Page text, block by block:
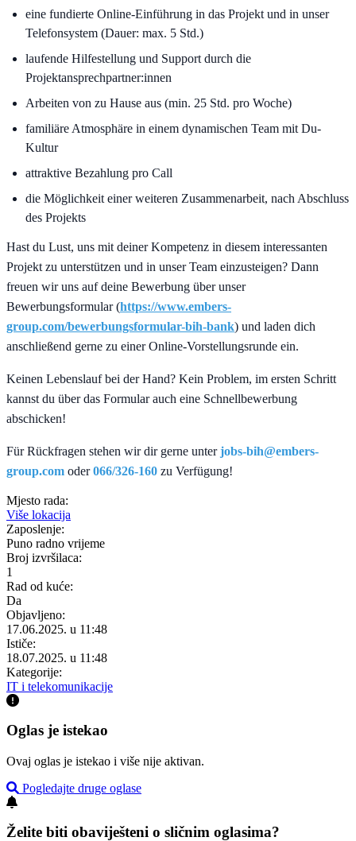
eine fundierte Online-Einführung in das Projekt und in unser
Telefonsystem (Dauer: max. 5 Std.)
laufende Hilfestellung und Support durch die
Projektansprechpartner:innen
Arbeiten von zu Hause aus (min. 25 Std. pro Woche)
familiäre Atmosphäre in einem dynamischen Team mit Du-
Kultur
attraktive Bezahlung pro Call
die Möglichkeit einer weiteren Zusammenarbeit, nach Abschluss
des Projekts
Hast du Lust, uns mit deiner Kompetenz in diesem interessanten
Projekt zu unterstützen und in unser Team einzusteigen? Dann
freuen wir uns auf deine Bewerbung über unser
Bewerbungsformular (https://www.embers-
group.com/bewerbungsformular-bih-bank) und laden dich
anschließend gerne zu einer Online-Vorstellungsrunde ein.
Keinen Lebenslauf bei der Hand? Kein Problem, im ersten Schritt
kannst du über das Formular auch eine Schnellbewerbung
abschicken!
Für Rückfragen stehen wir dir gerne unterjobs-bih@embers-
group.com oder066/326-160 zu Verfügung!
Mjesto rada:
Više lokacija
Zaposlenje:
Puno radno vrijeme
Broj izvršilaca:
1
Rad od kuće:
Da
Objavljeno:
17.06.2025. u 11:48
Ističe:
18.07.2025. u 11:48
Kategorije:
IT i telekomunikacije
Oglas je istekao
Ovaj oglas je istekao i više nije aktivan.
Pogledajte druge oglase
Želite biti obaviješteni o sličnim oglasima?